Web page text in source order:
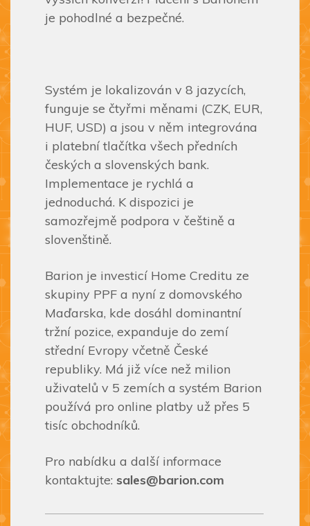
je pohodlné a bezpečné.
Systém je lokalizován v 8 jazycích,
funguje se čtyřmi měnami (CZK, EUR,
HUF, USD) a jsou v něm integrována
i platební tlačítka všech předních
českých a slovenských bank.
Implementace je rychlá a
jednoduchá. K dispozici je
samozřejmě podpora v češtině a
slovenštině.
Barion je investicí Home Creditu ze
skupiny PPF a nyní z domovského
Maďarska, kde dosáhl dominantní
tržní pozice, expanduje do zemí
střední Evropy včetně České
republiky. Má již více než milion
uživatelů v 5 zemích a systém Barion
používá pro online platby už přes 5
tisíc obchodníků.
Pro nabídku a další informace
kontaktujte: sales@barion.com